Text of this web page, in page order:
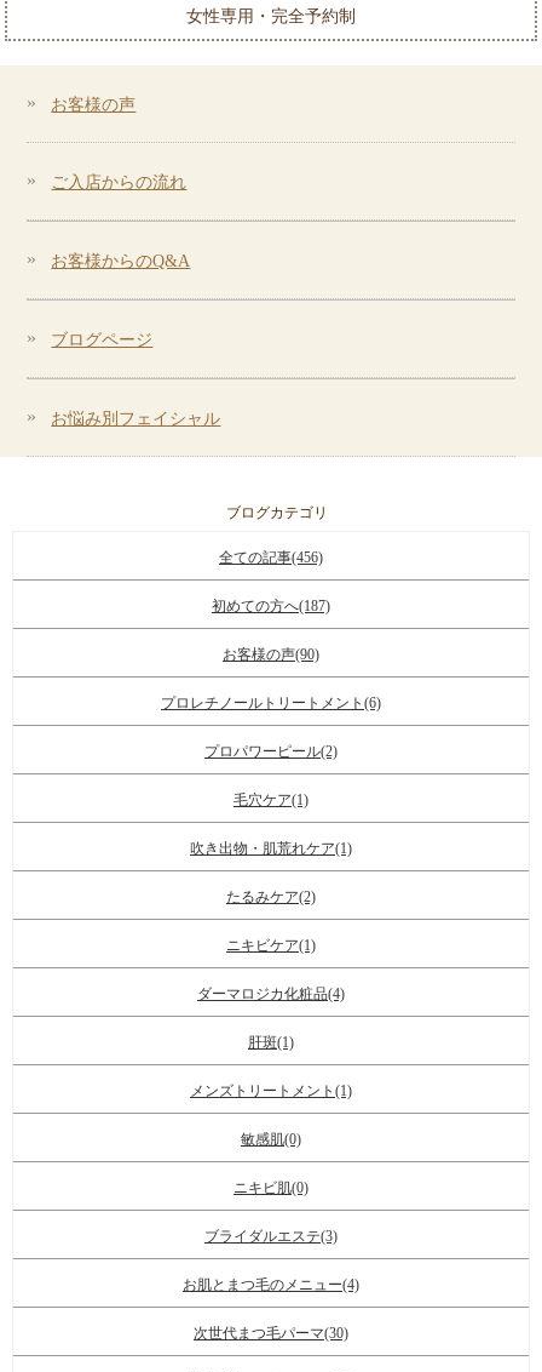
女性専用・完全予約制
お客様の声
ご入店からの流れ
お客様からのQ&A
ブログページ
お悩み別フェイシャル
ブログカテゴリ
全ての記事(456)
初めての方へ(187)
お客様の声(90)
プロレチノールトリートメント(6)
プロパワーピール(2)
毛穴ケア(1)
吹き出物・肌荒れケア(1)
たるみケア(2)
ニキビケア(1)
ダーマロジカ化粧品(4)
肝斑(1)
メンズトリートメント(1)
敏感肌(0)
ニキビ肌(0)
ブライダルエステ(3)
お肌とまつ毛のメニュー(4)
次世代まつ毛パーマ(30)